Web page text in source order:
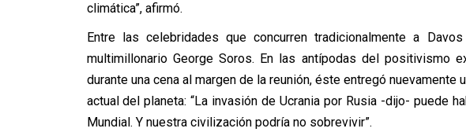
climática”, afirmó.
Entre las celebridades que concurren tradicionalmente a
multimillonario George Soros. En las antípodas del positivismo
durante una cena al margen de la reunión, éste entregó
actual del planeta: “La invasión de Ucrania por Rusia -dijo- puede
Mundial. Y nuestra civilización podría no sobrevivir”.